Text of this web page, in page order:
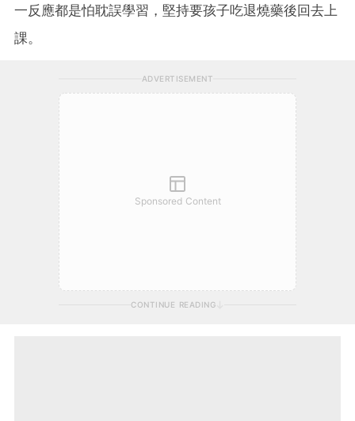
一反應都是怕耽誤學習，堅持要孩子吃退燒藥後回去上
課。
ADVERTISEMENT
Sponsored Content
CONTINUE READING